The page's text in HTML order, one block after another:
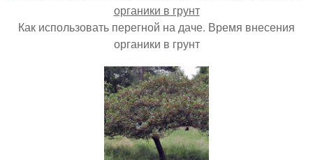
Как использовать перегной на даче. Время внесения
органики в грунт